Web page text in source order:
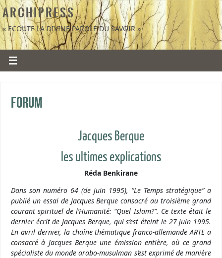
A R C H I P R E S S
« ECOUTE LA DIVINE PAROLE DU SAVOIR »
Forum
Jacques Berque
les ultimes explications
Réda Benkirane
Dans son numéro 64 (de juin 1995), “Le Temps stratégique” a
publié un essai de Jacques Berque consacré au troisième grand
courant spirituel de l’Humanité: “Quel Islam?”. Ce texte était le
dernier écrit de Jacques Berque, qui s’est éteint le 27 juin 1995.
En avril dernier, la chaîne thématique franco-allemande ARTE a
consacré à Jacques Berque une émission entière, où ce grand
spécialiste du monde arabo-musulman s’est exprimé de manière